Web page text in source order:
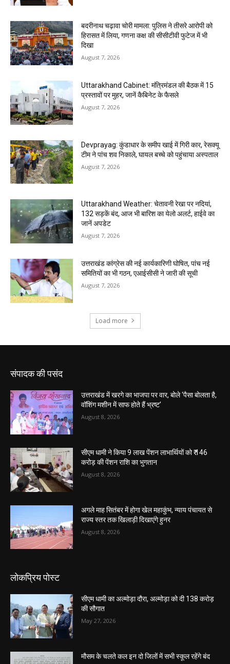
संपादक की पसंद
उत्तराखंड में खरगे का भाजपा पर वार, बोले ‘पैसा बोलता है,
वॉशिंग मशीन में साफ होते हैं भ्रष्ट’
August 8, 2026
सीएम धामी ने किया 9 लाख पेंशन लाभार्थियों को ₹ 146
करोड़ की पेंशन राशि का भुगतान
August 8, 2026
अगले माह सितंबर में होगा खेल महाकुंभ, न्याय पंचायत से
राज्य स्तर तक खिलाड़ी दिखाएंगे हुनर
August 8, 2026
लोकप्रिय पोस्ट
सीएम धामी का अल्मोड़ा दौरा, अल्मोड़ा को दी 138 करोड़
की सौगात
May 27, 2026
मौसम के चलते कल इन दो जिलों में सभी स्कूल रहेंगे बंद